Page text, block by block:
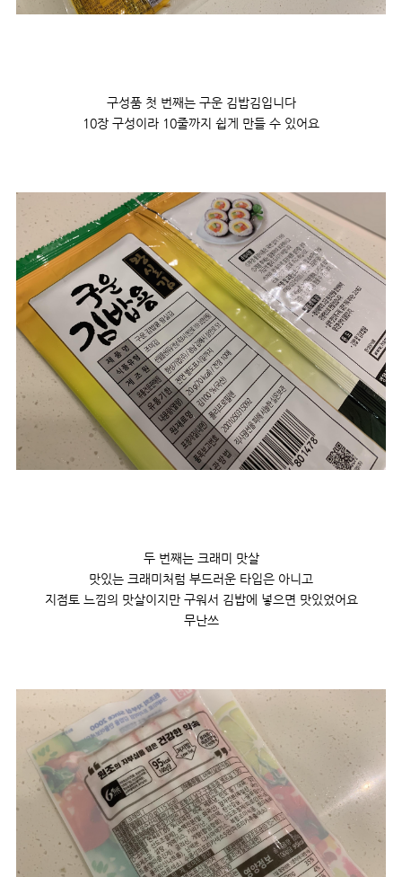
구성품 첫 번째는 구운 김밥김입니다
10장 구성이라 10줄까지 쉽게 만들 수 있어요
두 번째는 크래미 맛살
맛있는 크래미처럼 부드러운 타입은 아니고
지점토 느낌의 맛살이지만 구워서 김밥에 넣으면 맛있었어요
무난쓰